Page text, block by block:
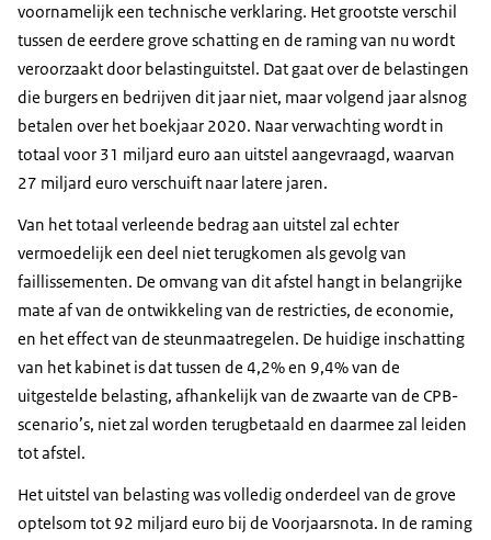
voornamelijk een technische verklaring. Het grootste verschil
tussen de eerdere grove schatting en de raming van nu wordt
veroorzaakt door belastinguitstel. Dat gaat over de belastingen
die burgers en bedrijven dit jaar niet, maar volgend jaar alsnog
betalen over het boekjaar 2020. Naar verwachting wordt in
totaal voor 31 miljard euro aan uitstel aangevraagd, waarvan
27 miljard euro verschuift naar latere jaren.
Van het totaal verleende bedrag aan uitstel zal echter
vermoedelijk een deel niet terugkomen als gevolg van
faillissementen. De omvang van dit afstel hangt in belangrijke
mate af van de ontwikkeling van de restricties, de economie,
en het effect van de steunmaatregelen. De huidige inschatting
van het kabinet is dat tussen de 4,2% en 9,4% van de
uitgestelde belasting, afhankelijk van de zwaarte van de CPB-
scenario’s, niet zal worden terugbetaald en daarmee zal leiden
tot afstel.
Het uitstel van belasting was volledig onderdeel van de grove
optelsom tot 92 miljard euro bij de Voorjaarsnota. In de raming